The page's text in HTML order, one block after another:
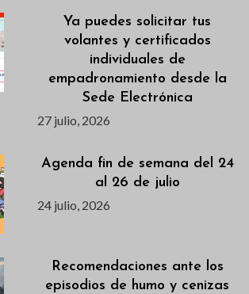
Ya puedes solicitar tus
volantes y certificados
individuales de
empadronamiento desde la
Sede Electrónica
27 julio, 2026
Agenda fin de semana del 24
al 26 de julio
24 julio, 2026
Recomendaciones ante los
episodios de humo y cenizas